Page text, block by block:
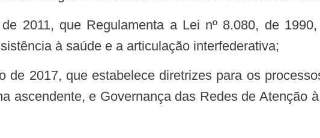
à saúde e a articulação interfederativa;
ascendente, e Governança das Redes de Atenção